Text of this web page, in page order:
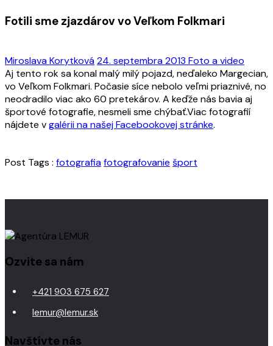
Miroslava Korytková24. septembra 2013 Foto a video
Fotili sme zjazdárov vo Veľkom Folkmari
Aj tento rok sa konal malý milý pojazd, neďaleko Margecian,
vo Veľkom Folkmari. Počasie síce nebolo veľmi priaznivé, no
neodradilo viac ako 60 pretekárov. A keďže nás bavia aj
športové fotografie, nesmeli sme chýbať.Viac fotografií
nájdete vgalérii na našej Facebookovej stránke.
Post Tags : fotografiafotografovanie šport
Ozvite sa nám
+421 903 675 627
lemur@lemur.sk
Navštívte nás